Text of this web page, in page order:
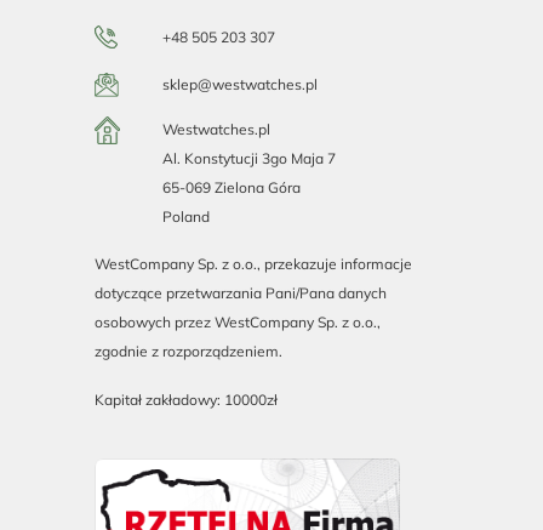
+48 505 203 307
sklep@westwatches.pl
Westwatches.pl
Al. Konstytucji 3go Maja 7
65-069 Zielona Góra
Poland
WestCompany Sp. z o.o., przekazuje informacje
dotyczące przetwarzania Pani/Pana danych
osobowych przez WestCompany Sp. z o.o.,
zgodnie z rozporządzeniem.
Kapitał zakładowy: 10000zł